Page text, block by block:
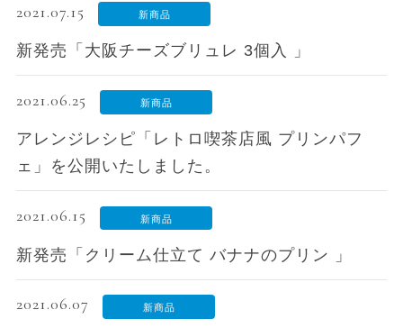
2021.07.15 新商品
新発売「大阪チーズブリュレ 3個入 」
2021.06.25 新商品
アレンジレシピ「レトロ喫茶店風 プリンパフ
ェ」を公開いたしました。
2021.06.15 新商品
新発売「クリーム仕立て バナナのプリン 」
2021.06.07 新商品